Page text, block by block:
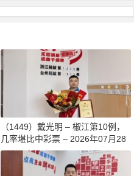
（1449）戴光明 – 椒江第10例，
几率堪比中彩票 – 2026年07月28
日